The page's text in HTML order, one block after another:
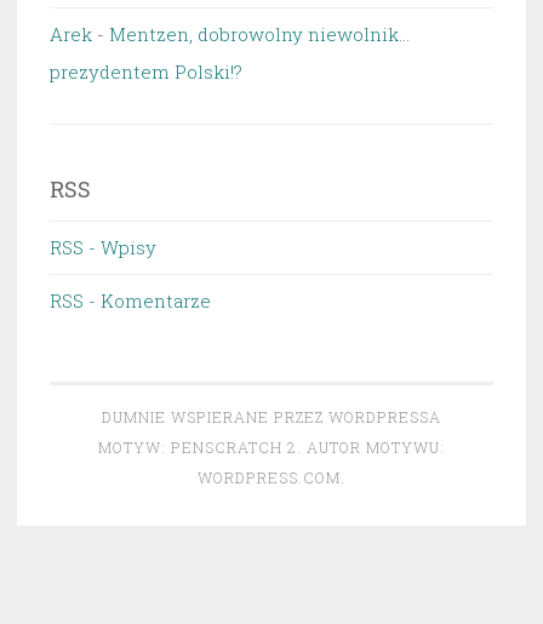
Arek - Mentzen, dobrowolny niewolnik…
prezydentem Polski!?
RSS
RSS - Wpisy
RSS - Komentarze
DUMNIE WSPIERANE PRZEZ WORDPRESSA
MOTYW: PENSCRATCH 2. AUTOR MOTYWU:
WORDPRESS.COM.